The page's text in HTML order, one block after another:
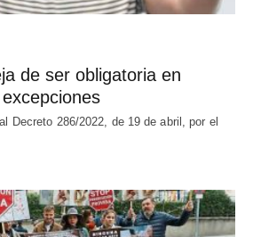
de ser obligatoria en
Decreto 286/2022, de 19 de abril, por el